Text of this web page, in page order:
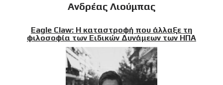
Ανδρέας Λιούμπας
Eagle Claw: Η καταστροφή που άλλαξε τη
φιλοσοφία των Ειδικών Δυνάμεων των ΗΠΑ